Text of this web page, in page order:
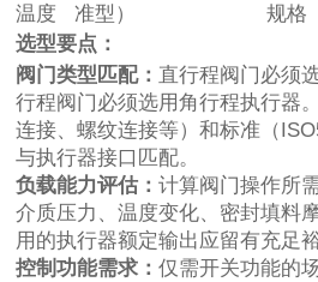
温度
准型）
规格
选型要点：
阀门类型匹配： 直行程阀门必须
行程阀门必须选用角行程执行器
连接、螺纹连接等）和标准（
与执行器接口匹配。
负载能力评估：计算阀门操作所
介质压力、温度变化、密封填料
用的执行器额定输出应留有充足裕
控制功能需求：仅需开关功能的